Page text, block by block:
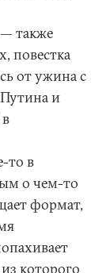
также
повестка
от ужина с
и
то в
о чем-то
формат,
которого